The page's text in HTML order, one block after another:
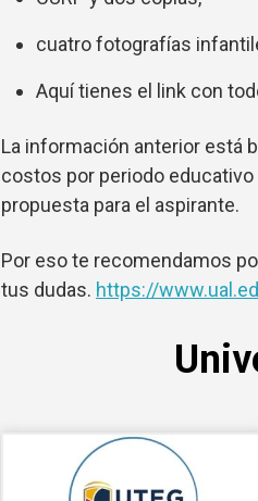
cuatro fotografías
Aquí tienes el link con
La información anterior está
costos por periodo educativo
propuesta para el aspirante.
Por eso te recomendamos
tus dudas. https://